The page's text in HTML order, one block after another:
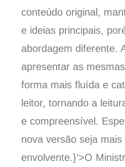
conteúdo original,
e ideias principais,
abordagem diferente.
apresentar as
forma mais fluída e
leitor, tornando a
e compreensível.
nova versão seja mais
envolvente.}’>O